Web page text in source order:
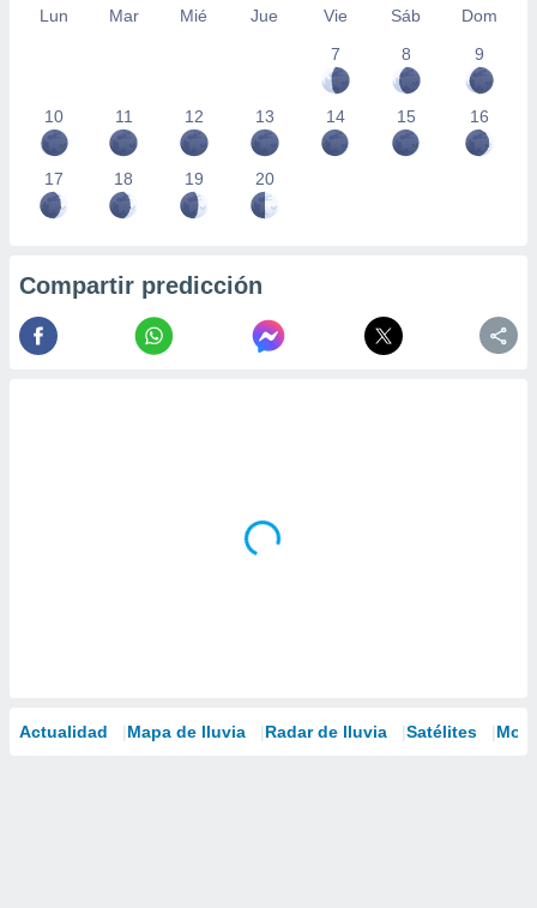
Lun Mar Mié Jue Vie Sáb
Dom
7
8 9
10 11 12 13 14 15 16
17 18 19 20
Compartir predicción
Actualidad Mapa de lluvia Radar de lluvia Satélites